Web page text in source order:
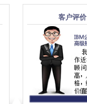
客户评价